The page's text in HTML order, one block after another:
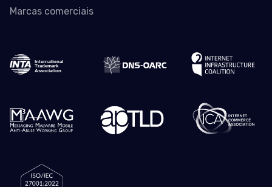
Marcas comerciais